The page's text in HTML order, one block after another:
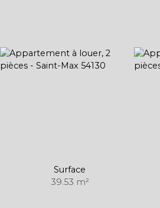
Surface
39.53 m²